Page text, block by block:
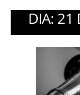
DIA: 21